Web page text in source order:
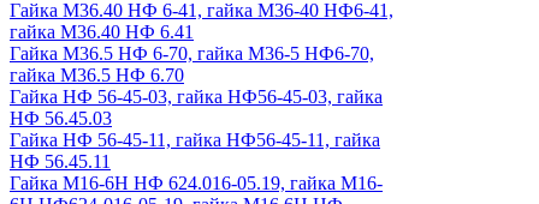
Гайка М36.40 НФ 6-41, гайка М36-40 НФ6-41,
гайка М36.40 НФ 6.41
Гайка М36.5 НФ 6-70, гайка М36-5 НФ6-70,
гайка М36.5 НФ 6.70
Гайка НФ 56-45-03, гайка НФ56-45-03, гайка
НФ 56.45.03
Гайка НФ 56-45-11, гайка НФ56-45-11, гайка
НФ 56.45.11
Гайка М16-6Н НФ 624.016-05.19, гайка М16-